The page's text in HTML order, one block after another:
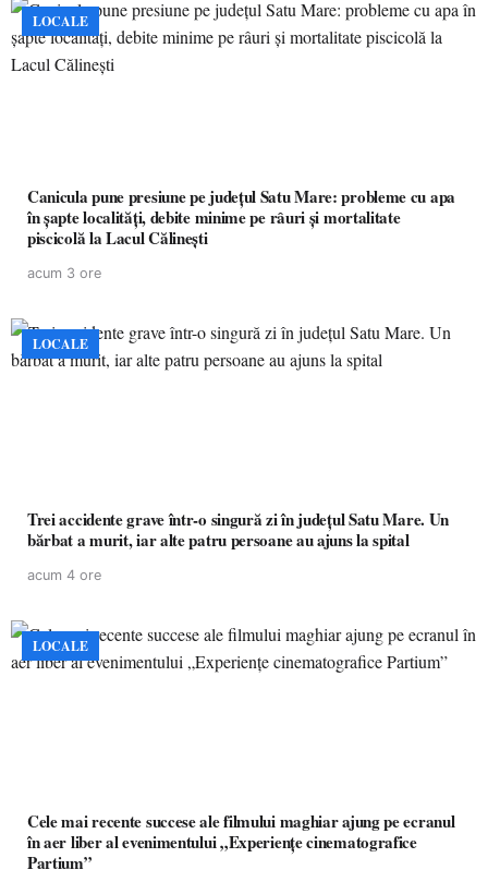
LOCALE
Canicula pune presiune pe județul Satu Mare: probleme cu apa
în șapte localități, debite minime pe râuri și mortalitate
piscicolă la Lacul Călinești
acum 3 ore
LOCALE
Trei accidente grave într-o singură zi în județul Satu Mare. Un
bărbat a murit, iar alte patru persoane au ajuns la spital
acum 4 ore
LOCALE
Cele mai recente succese ale filmului maghiar ajung pe ecranul
în aer liber al evenimentului „Experiențe cinematografice
Partium”